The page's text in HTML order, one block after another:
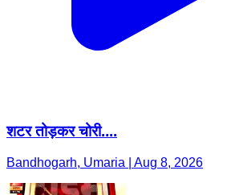
शटर तोड़कर चोरी....
Bandhogarh, Umaria | Aug 8, 2026